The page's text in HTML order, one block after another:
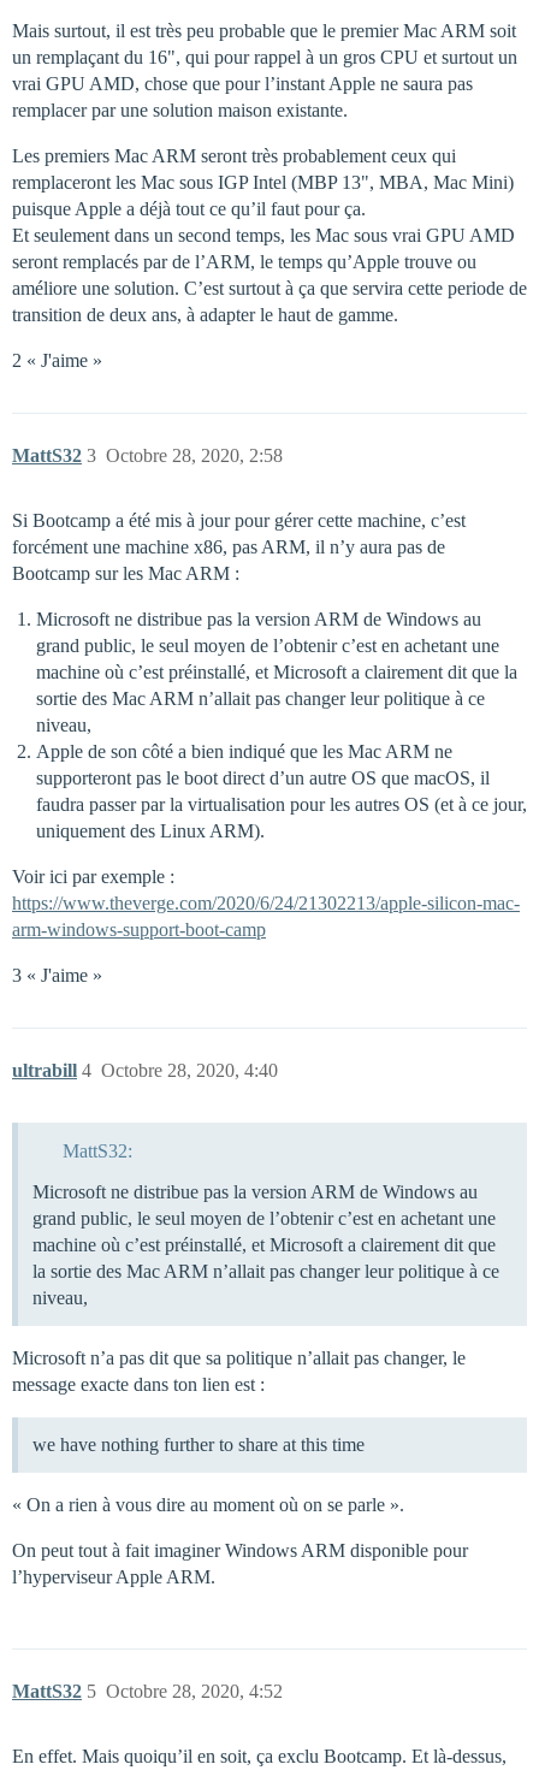
Mais surtout, il est très peu probable que le premier Mac ARM soit
un remplaçant du 16", qui pour rappel à un gros CPU et surtout un
vrai GPU AMD, chose que pour l’instant Apple ne saura pas
remplacer par une solution maison existante.
Les premiers Mac ARM seront très probablement ceux qui
remplaceront les Mac sous IGP Intel (MBP 13", MBA, Mac Mini)
puisque Apple a déjà tout ce qu’il faut pour ça.
Et seulement dans un second temps, les Mac sous vrai GPU AMD
seront remplacés par de l’ARM, le temps qu’Apple trouve ou
améliore une solution. C’est surtout à ça que servira cette periode de
transition de deux ans, à adapter le haut de gamme.
2 « J'aime »
MattS32 Octobre 28, 2020, 2:58
3
Si Bootcamp a été mis à jour pour gérer cette machine, c’est
forcément une machine x86, pas ARM, il n’y aura pas de
Bootcamp sur les Mac ARM :
Microsoft ne distribue pas la version ARM de Windows au
grand public, le seul moyen de l’obtenir c’est en achetant une
machine où c’est préinstallé, et Microsoft a clairement dit que la
sortie des Mac ARM n’allait pas changer leur politique à ce
niveau,
Apple de son côté a bien indiqué que les Mac ARM ne
supporteront pas le boot direct d’un autre OS que macOS, il
faudra passer par la virtualisation pour les autres OS (et à ce jour,
uniquement des Linux ARM).
Voir ici par exemple :
https://www.theverge.com/2020/6/24/21302213/apple-silicon-mac-
arm-windows-support-boot-camp
3 « J'aime »
ultrabill Octobre 28, 2020, 4:40
4
MattS32:
Microsoft ne distribue pas la version ARM de Windows au
grand public, le seul moyen de l’obtenir c’est en achetant une
machine où c’est préinstallé, et Microsoft a clairement dit que
la sortie des Mac ARM n’allait pas changer leur politique à ce
niveau,
Microsoft n’a pas dit que sa politique n’allait pas changer, le
message exacte dans ton lien est :
we have nothing further to share at this time
« On a rien à vous dire au moment où on se parle ».
On peut tout à fait imaginer Windows ARM disponible pour
l’hyperviseur Apple ARM.
MattS32 Octobre 28, 2020, 4:52
5
En effet. Mais quoiqu’il en soit, ça exclu Bootcamp. Et là-dessus,